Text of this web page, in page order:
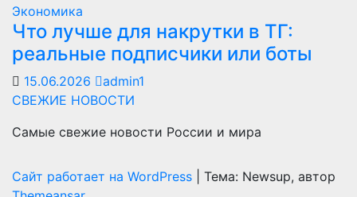
Экономика
Что лучше для накрутки в ТГ:
реальные подписчики или боты
15.06.2026
admin1
СВЕЖИЕ НОВОСТИ
Самые свежие новости России и мира
Сайт работает на WordPress
Тема: Newsup, автор